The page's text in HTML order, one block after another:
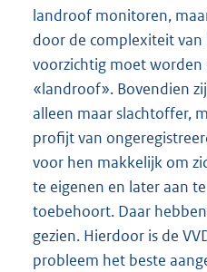
landroof monitoren,
door de complexiteit
voorzichtig moet
«landroof». Bovendien
alleen maar slachtoffer,
profijt van
voor hen makkelijk om
te eigenen en later aan
toebehoort. Daar
gezien. Hierdoor is de
probleem het beste